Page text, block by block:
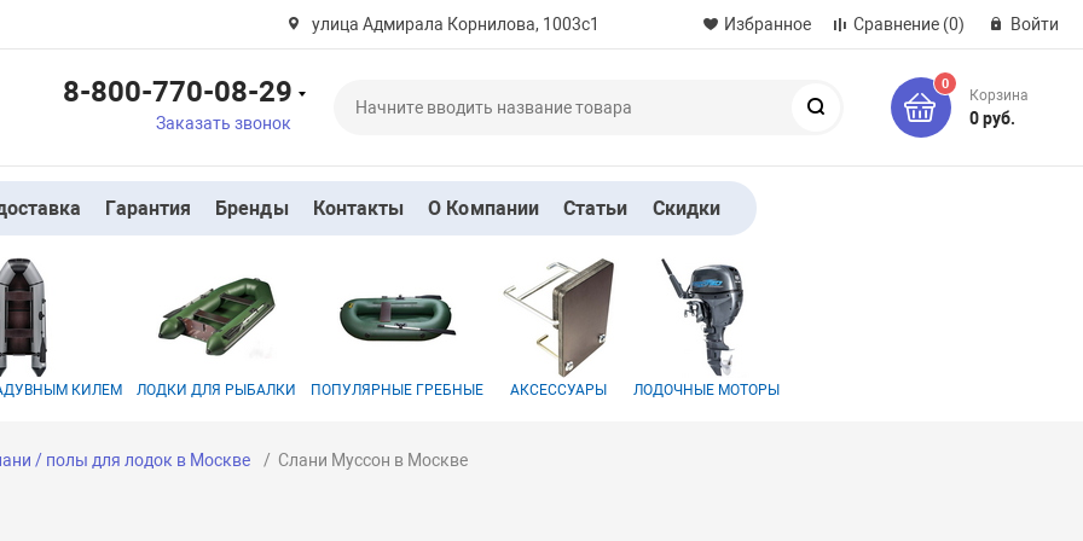
улица Адмирала Корнилова, 1003с1 Избранное Сравнение (0) Войти
8-800-770-08-29
Заказать звонок
0
Корзина
0 руб.
Гарантия Бренды Контакты О Компании Статьи Скидки
КИЛЕМ ЛОДКИ ДЛЯ РЫБАЛКИ ПОПУЛЯРНЫЕ ГРЕБНЫЕ АКСЕССУАРЫ ЛОДОЧНЫЕ МОТОРЫ
/ полы для лодок в Москве Слани Муссон в Москве